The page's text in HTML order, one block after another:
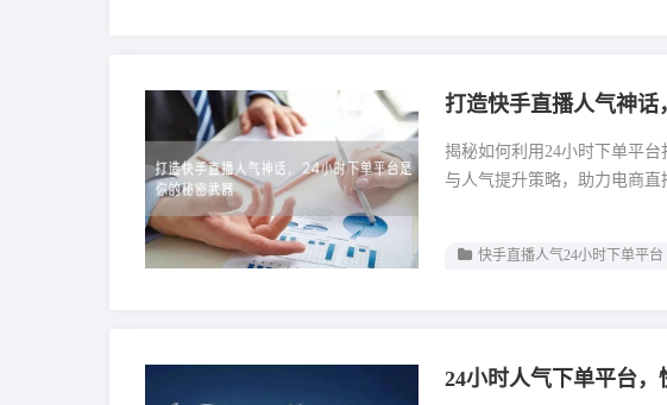
打造快手直播人气神话
揭秘如何利用24小时下单平
与人气提升策略，助力电商直
快手直播人气24小时下单平台
24小时人气下单平台